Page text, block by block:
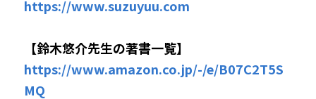
https://www.suzuyuu.com
【鈴木悠介先生の著書一覧】
https://www.amazon.co.jp/-/e/B07C2T5S
MQ